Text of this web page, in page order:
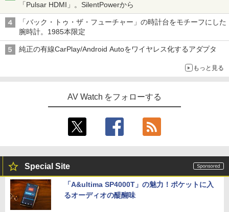
「Pulsar HDMI」。SilentPowerから
「バック・トゥ・ザ・フューチャー」の時計台をモチーフにした
腕時計。1985本限定
純正の有線CarPlay/Android Autoをワイヤレス化するアダプタ
もっと見る
AV Watch をフォローする
Special Site
「A&ultima SP4000T」の魅力！ポケットに入
るオーディオの醍醐味